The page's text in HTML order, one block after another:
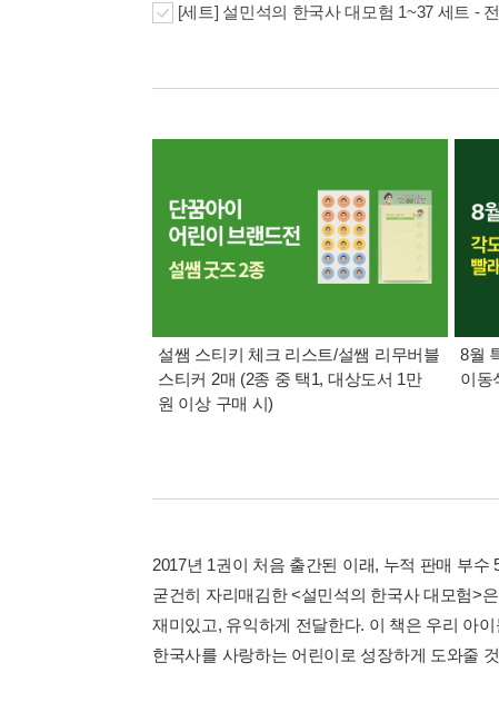
[세트] 설민석의 한국사 대모험 1~37 세트 -
설쌤 스티키 체크 리스트/설쌤 리무버블
스티커 2매 (2종 중 택1, 대상도서 1만
원 이상 구매 시)
8월
이동
2017년 1권이 처음 출간된 이래, 누적 판매 부
굳건히 자리매김한 <설민석의 한국사 대모험>
재미있고, 유익하게 전달한다. 이 책은 우리 아
한국사를 사랑하는 어린이로 성장하게 도와줄